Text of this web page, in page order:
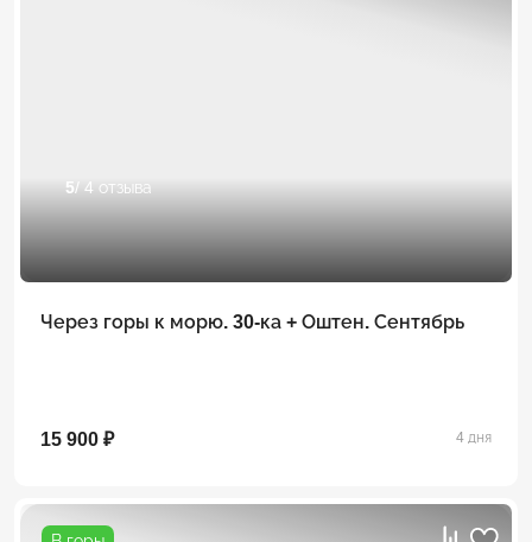
5/ 4 отзыва
Через горы к морю. 30-ка + Оштен. Сентябрь
15 900 ₽ 4 дня